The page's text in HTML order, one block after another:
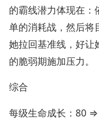
的霸线潜力体现在：
单的消耗战，然后将
她拉回基准线，好让
的脆弱期施加压力。
综合
每级生命成长：80